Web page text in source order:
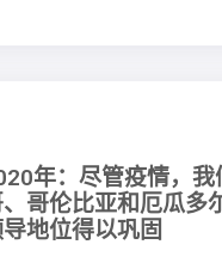
年：尽管疫情，我
哥伦比亚和厄瓜多
地位得以巩固